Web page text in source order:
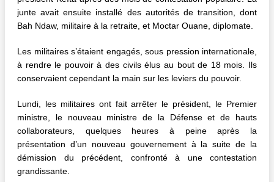
junte avait ensuite installé des autorités de transition, dont
Bah Ndaw, militaire à la retraite, et Moctar Ouane, diplomate.
Les militaires s’étaient engagés, sous pression internationale,
à rendre le pouvoir à des civils élus au bout de 18 mois. Ils
conservaient cependant la main sur les leviers du pouvoir.
Lundi, les militaires ont fait arrêter le président, le Premier
ministre, le nouveau ministre de la Défense et de hauts
collaborateurs, quelques heures à peine après la
présentation d’un nouveau gouvernement à la suite de la
démission du précédent, confronté à une contestation
grandissante.